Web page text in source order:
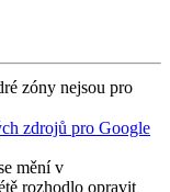
zóny nejsou pro
zdrojů pro Google
mění v
rozhodlo opravit